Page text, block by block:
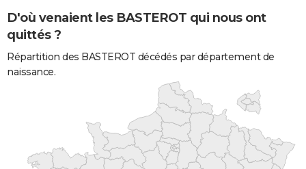
D'où venaient les BASTEROT qui nous ont
quittés ?
Répartition des BASTEROT décédés par département de
naissance.